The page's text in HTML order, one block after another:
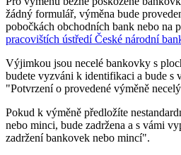
žádný formulář, výměna bude
pobočkách obchodních bank nebo na
pracovištích ústředí České národní
Výjimkou jsou necelé bankovky s
budete vyzváni k identifikaci a bude s
"Potvrzení o provedené výměně
Pokud k výměně předložíte
nebo minci, bude zadržena a s vámi
zadržení bankovek nebo mincí".